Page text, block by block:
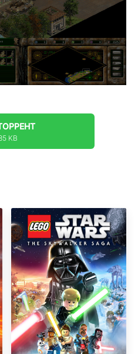
KB